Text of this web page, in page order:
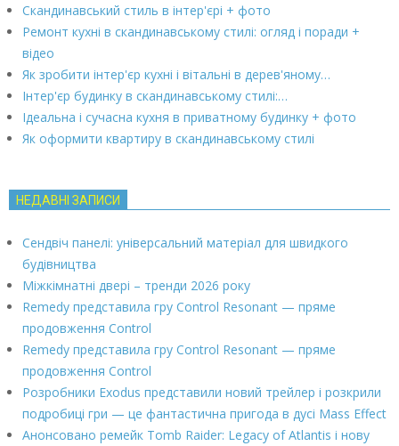
Скандинавський стиль в інтер'єрі + фото
Ремонт кухні в скандинавському стилі: огляд і поради +
відео
Як зробити інтер'єр кухні і вітальні в дерев'яному…
Інтер'єр будинку в скандинавському стилі:…
Ідеальна і сучасна кухня в приватному будинку + фото
Як оформити квартиру в скандинавському стилі
НЕДАВНІ ЗАПИСИ
Сендвіч панелі: універсальний матеріал для швидкого
будівництва
Міжкімнатні двері – тренди 2026 року
Remedy представила гру Control Resonant — пряме
продовження Control
Remedy представила гру Control Resonant — пряме
продовження Control
Розробники Exodus представили новий трейлер і розкрили
подробиці гри — це фантастична пригода в дусі Mass Effect
Анонсовано ремейк Tomb Raider: Legacy of Atlantis і нову